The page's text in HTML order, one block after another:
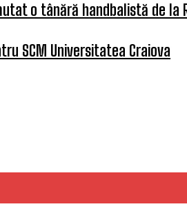
o tânără handbalistă de la
SCM Universitatea Craiova